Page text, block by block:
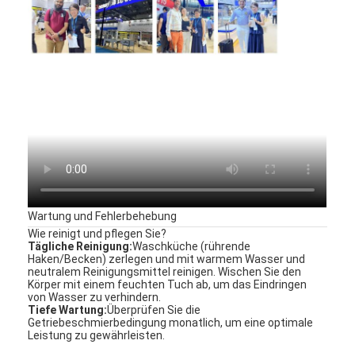
Wartung und Fehlerbehebung
Wie reinigt und pflegen Sie?
Tägliche Reinigung:Waschküche (rührende
Haken/Becken) zerlegen und mit warmem Wasser und
neutralem Reinigungsmittel reinigen. Wischen Sie den
Körper mit einem feuchten Tuch ab, um das Eindringen
von Wasser zu verhindern.
Tiefe Wartung:Überprüfen Sie die
Getriebeschmierbedingung monatlich, um eine optimale
Leistung zu gewährleisten.